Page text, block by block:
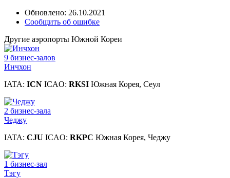
Обновлено: 26.10.2021
Сообщить об ошибке
Другие аэропорты Южной Кореи
9 бизнес-залов
Инчхон
IATA: ICN ICAO: RKSI Южная Корея, Сеул
2 бизнес-зала
Чеджу
IATA: CJU ICAO: RKPC Южная Корея, Чеджу
1 бизнес-зал
Тэгу